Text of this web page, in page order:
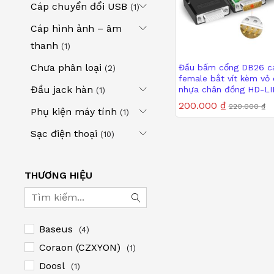
Đầu bấm cổng DB26
female bắt vít kèm vỏ
nhựa chân đồng HD-
YL-SCC-26F/M
200.000 ₫ 220.000₫
Cáp chuyển đổi USB (1)
Cáp hình ảnh – âm
thanh (1)
Chưa phân loại (2)
Đầu jack hàn (1)
Phụ kiện máy tính (1)
Sạc điện thoại (10)
THƯƠNG HIỆU
Baseus (4)
Coraon (CZXYON) (1)
Doosl (1)